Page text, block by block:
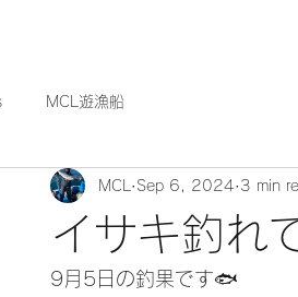
MCL遊漁船
イサキ釣れ
MCL Sep 6, 2024 3 min
9月5日の釣果です🐟